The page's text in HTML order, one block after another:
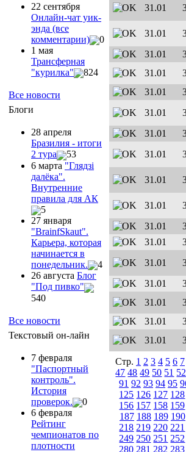
22 сентября
Онлайн-чат уик-
энда (все
комментарии)
0
1 мая
Трансферная
"курилка"
824
Все новости
Блоги
28 апреля
Бразилия - итоги
2 тура
53
6 марта "Глядзi
далёка".
Внутренние
правила для АК
5
27 января
"ВrainfSkaut".
Карьера, которая
начинается в
понедельник.
4
26 августа Блог
"Под пивко"
540
Все новости
Текстовый он-лайн
7 февраля
"Паспортный
контроль".
История
проверок.
0
6 февраля
Рейтинг
чемпионатов по
плотности
31.01
31.01
31.01
31.01
31.01
31.01
31.01
31.01
31.01
31.01
31.01
31.01
31.01
31.01
31.01
31.01
31.01
Стр. 1 2 3 4 5 6 7
47 48 49 50 51 52
91 92 93 94 95
125 126 127 128
156 157 158 159
187 188 189 190
218 219 220 221
249 250 251 252
280 281 282 283